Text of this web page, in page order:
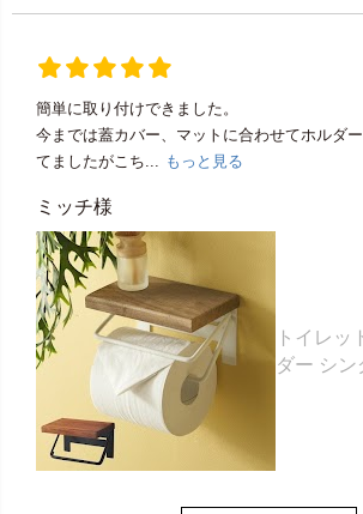
簡単に取り付けできました。
今までは蓋カバー、マットに合わせてホルダ
てましたがこち...
もっと見る
ミッチ様
トイレッ
ダー シン
ダー 収納